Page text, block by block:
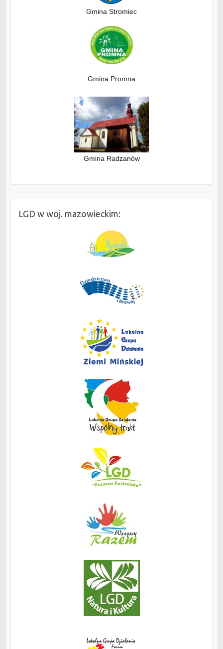
Gmina Stromiec
Gmina Promna
Gmina Radzanów
LGD w woj. mazowieckim: